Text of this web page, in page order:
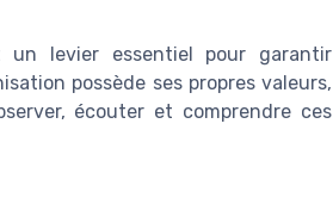
levier essentiel pour garantir
possède ses propres valeurs,
écouter et comprendre ces